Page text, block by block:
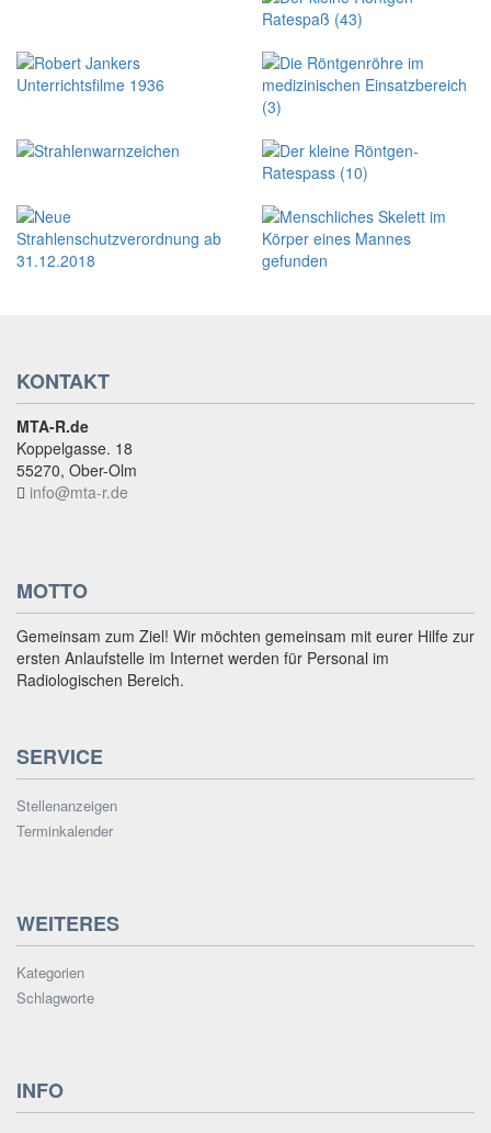
KONTAKT
MTA-R.de
Koppelgasse. 18
55270, Ober-Olm
info@mta-r.de
MOTTO
Gemeinsam zum Ziel! Wir möchten gemeinsam mit eurer Hilfe zur
ersten Anlaufstelle im Internet werden für Personal im
Radiologischen Bereich.
SERVICE
Stellenanzeigen
Terminkalender
WEITERES
Kategorien
Schlagworte
INFO